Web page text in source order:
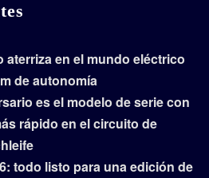
aterriza en el mundo eléctrico
de autonomía
es el modelo de serie con
rápido en el circuito de
todo listo para una edición de